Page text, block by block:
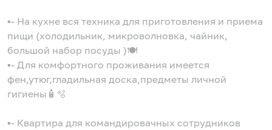
▪️- На кухне вся техника для приготовления и приема
пищи (холодильник, микроволновка, чайник,
большой набор посуды )🍽
▪️- Для комфортного проживания имеется
фен,утюг,гладильная доска,предметы личной
гигиены🧴🫧
▪️- Квартира для командировачных сотрудников